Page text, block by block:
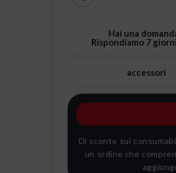
Hai una
Rispondiamo 7
accessori
Di sconto sui
un ordine che